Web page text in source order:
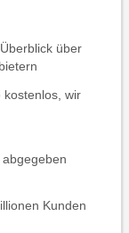
über
kostenlos, wir
Kunden